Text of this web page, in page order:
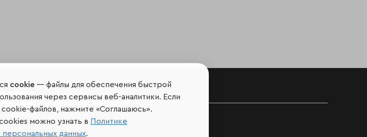
Мир сквозь призму рейтингов
cookie — файлы для обеспечения быстрой
через сервисы веб-аналитики. Если
cookie-файлов, нажмите «Соглашаюсь».
можно узнать в Политике
данных.